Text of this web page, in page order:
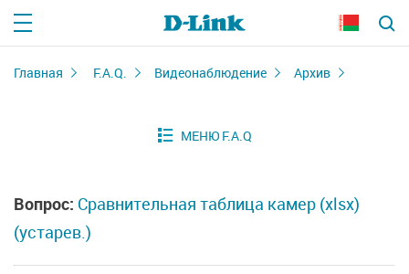
Главная F.A.Q. Видеонаблюдение Архив
Вопрос: Сравнительная таблица камер (xlsx)
(устарев.)